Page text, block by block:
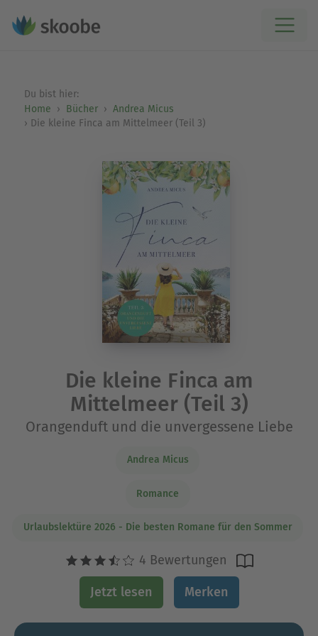
Du bist hier:
Home
Bücher
Andrea Micus
Die kleine Finca am Mittelmeer (Teil 3)
Die kleine Finca am
Mittelmeer (Teil 3)
Orangenduft und die unvergessene Liebe
Andrea Micus
Romance
Urlaubslektüre 2026 - Die besten Romane für den Sommer
4 Bewertungen
Jetzt lesen Merken